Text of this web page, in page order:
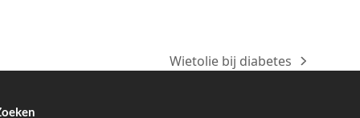
next
Wietolie bij diabetes